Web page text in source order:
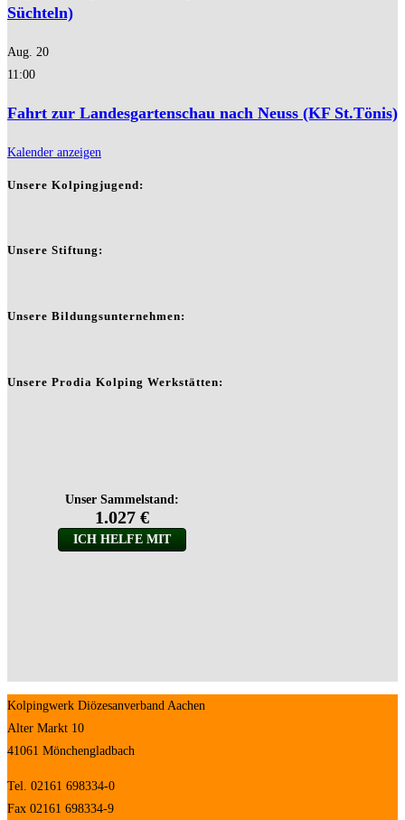
Süchteln)
Aug. 20
11:00
Fahrt zur Landesgartenschau nach Neuss (KF St.Tönis)
Kalender anzeigen
Unsere Kolpingjugend:
Unsere Stiftung:
Unsere Bildungsunternehmen:
Unsere Prodia Kolping Werkstätten:
Kolpingwerk Diözesanverband Aachen
Alter Markt 10
41061 Mönchengladbach
Tel. 02161 698334-0
Fax 02161 698334-9